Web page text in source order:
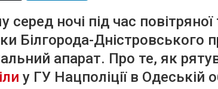
серед ночі під час
Білгорода-Дністровського
апарат. Про те, як
у ГУ Нацполіції в Одеській